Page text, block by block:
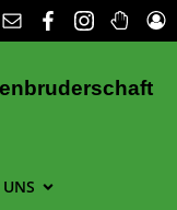
UNS